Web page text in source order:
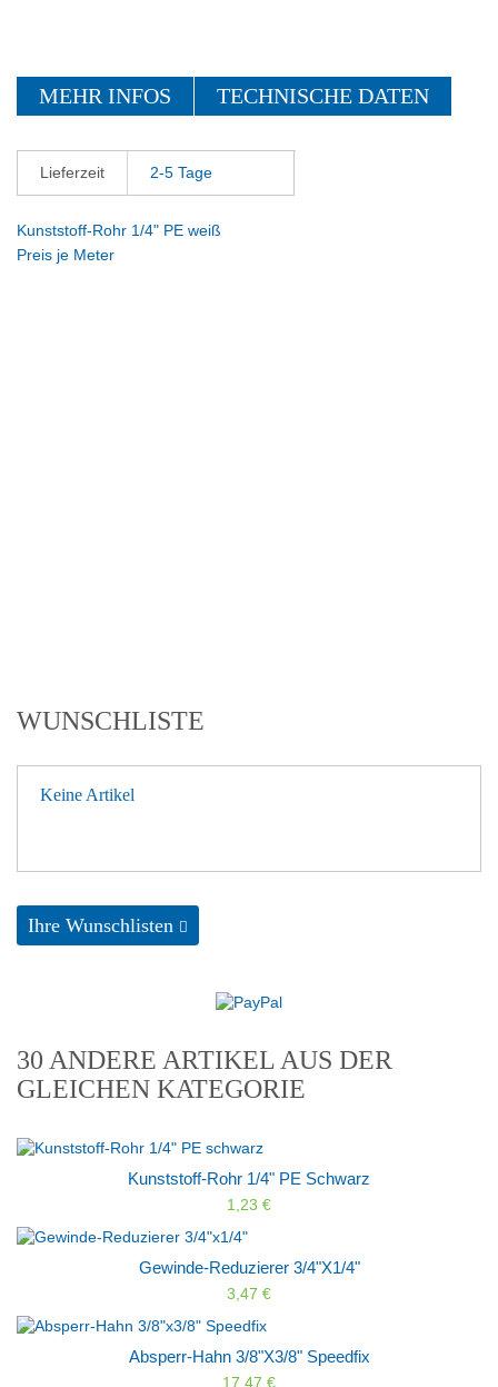
MEHR INFOS TECHNISCHE DATEN
Lieferzeit 2-5 Tage
Kunststoff-Rohr 1/4" PE weiß
Preis je Meter
WUNSCHLISTE
Keine Artikel
Ihre Wunschlisten
30 ANDERE ARTIKEL AUS DER
GLEICHEN KATEGORIE
Kunststoff-Rohr 1/4" PE Schwarz
1,23 €
Gewinde-Reduzierer 3/4"x1/4"
3,47 €
Absperr-Hahn 3/8"x3/8" Speedfix
17,47 €